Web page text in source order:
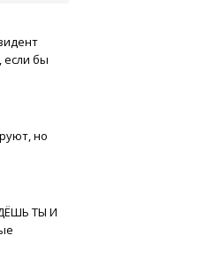
если бы
но
ТЫ И